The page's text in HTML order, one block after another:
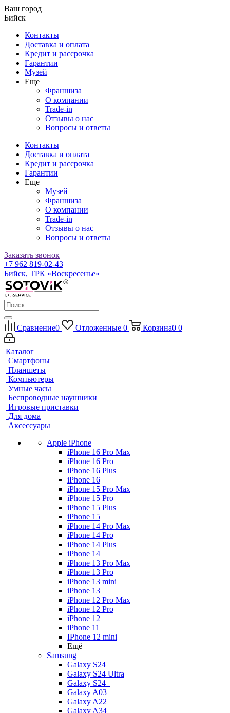
Ваш город
Бийск
Контакты
Доставка и оплата
Кредит и рассрочка
Гарантии
Музей
Еще
Франшиза
О компании
Trade-in
Отзывы о нас
Вопросы и ответы
Контакты
Доставка и оплата
Кредит и рассрочка
Гарантии
Еще
Музей
Франшиза
О компании
Trade-in
Отзывы о нас
Вопросы и ответы
Заказать звонок
+7 962 819-02-43
Бийск, ТРК «Воскресенье»
Сравнение0 Отложенные 0 Корзина0 0
Каталог
Смартфоны
Планшеты
Компьютеры
Умные часы
Беспроводные наушники
Игровые приставки
Для дома
Аксессуары
Apple iPhone
iPhone 16 Pro Max
iPhone 16 Pro
iPhone 16 Plus
iPhone 16
iPhone 15 Pro Max
iPhone 15 Pro
iPhone 15 Plus
iPhone 15
iPhone 14 Pro Max
iPhone 14 Pro
iPhone 14 Plus
iPhone 14
iPhone 13 Pro Max
iPhone 13 Pro
iPhone 13 mini
iPhone 13
iPhone 12 Pro Max
iPhone 12 Pro
iPhone 12
iPhone 11
IPhone 12 mini
Ещё
Samsung
Galaxy S24
Galaxy S24 Ultra
Galaxy S24+
Galaxy A03
Galaxy A22
Galaxy A34